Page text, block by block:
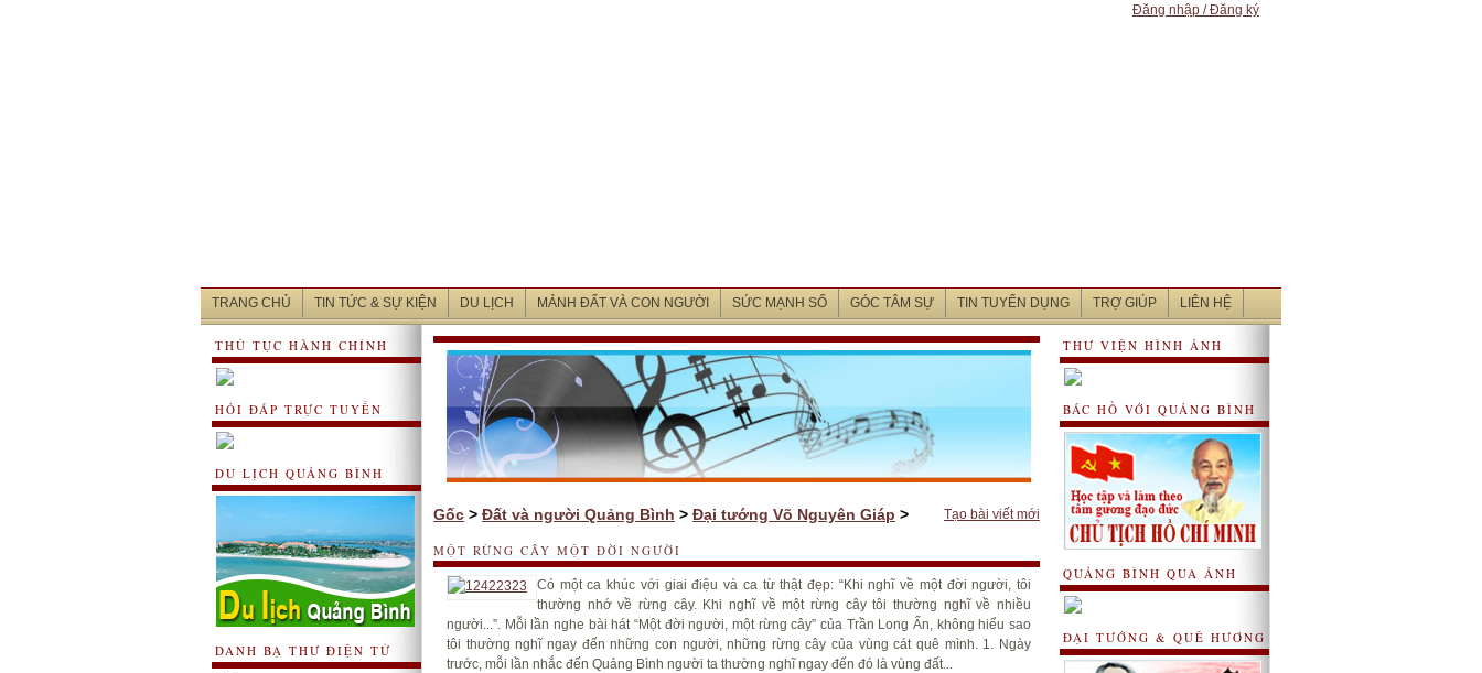
Đăng nhập / Đăng ký
TRANG CHỦ TIN TỨC & SỰ KIỆN DU LỊCH MẢNH ĐẤT VÀ CON NGƯỜI SỨC MẠNH SỐ GÓC TÂM SỰ TIN TUYỂN DỤNG TRỢ GIÚP LIÊN HỆ
THỦ TỤC HÀNH CHÍNH
HỎI ĐÁP TRỰC TUYẾN
DU LỊCH QUẢNG BÌNH
DANH BẠ THƯ ĐIỆN TỬ
THƯ VIỆN HÌNH ẢNH
BÁC HỒ VỚI QUẢNG BÌNH
QUẢNG BÌNH QUA ẢNH
ĐẠI TƯỚNG & QUÊ HƯƠNG
Gốc > Đất và người Quảng Bình > Đại tướng Võ Nguyên Giáp > Tạo bài viết mới
MỘT RỪNG CÂY MỘT ĐỜI NGƯỜI
Có một ca khúc với giai điệu và ca từ thật đẹp: “Khi nghĩ về một đời người, tôi
thường nhớ về rừng cây. Khi nghĩ về một rừng cây tôi thường nghĩ về nhiều
người...”. Mỗi lần nghe bài hát “Một đời người, một rừng cây” của Trần Long Ẩn, không hiểu sao
tôi thường nghĩ ngay đến những con người, những rừng cây của vùng cát quê mình. 1. Ngày
trước, mỗi lần nhắc đến Quảng Bình người ta thường nghĩ ngay đến đó là vùng đất...